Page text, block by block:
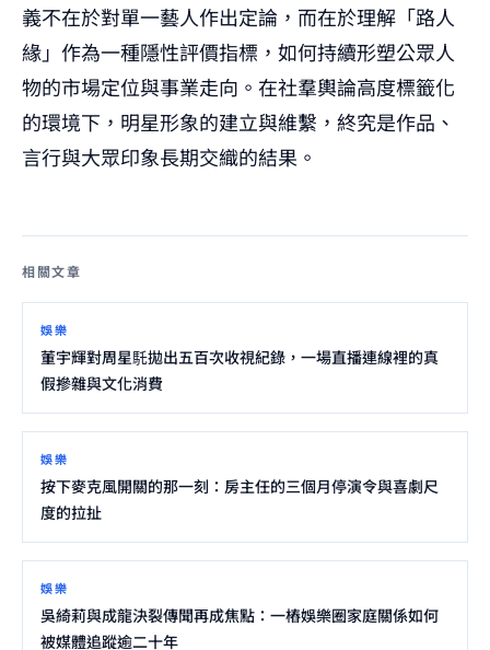
義不在於對單一藝人作出定論，而在於理解「路人
緣」作為一種隱性評價指標，如何持續形塑公眾人
物的市場定位與事業走向。在社羣輿論高度標籤化
的環境下，明星形象的建立與維繫，終究是作品、
言行與大眾印象長期交織的結果。
相關文章
娛樂
董宇輝對周星馲拋出五百次收視紀錄，一場直播連線裡的真
假摻雜與文化消費
娛樂
按下麥克風開關的那一刻：房主任的三個月停演令與喜劇尺
度的拉扯
娛樂
吳綺莉與成龍決裂傳聞再成焦點：一樁娛樂圈家庭關係如何
被媒體追蹤逾二十年